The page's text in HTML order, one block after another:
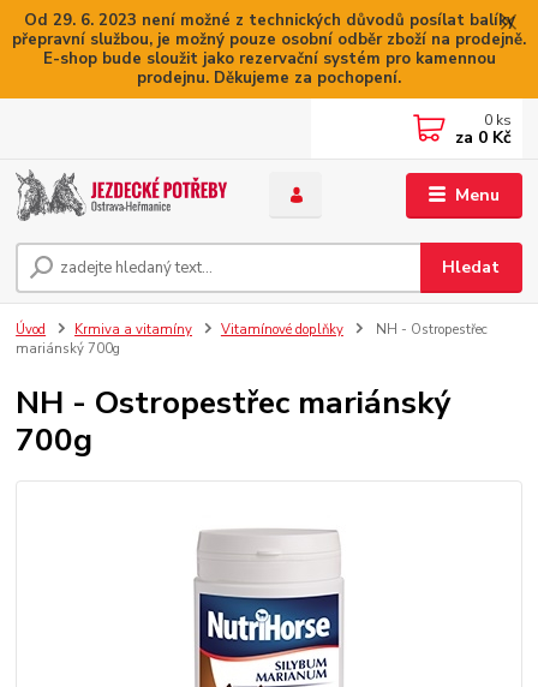
Od 29. 6. 2023 není možné z technických důvodů posílat balíky
přepravní službou, je možný pouze osobní odběr zboží na prodejně.
E-shop bude sloužit jako rezervační systém pro kamennou
prodejnu. Děkujeme za pochopení.
Menu
Hledat
0 ks
za 0 Kč
Úvod Krmiva a vitamíny Vitamínové doplňky
NH - Ostropestřec
mariánský 700g
NH - Ostropestřec mariánský
700g